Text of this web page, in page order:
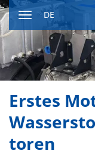
Zum
Inhalt Navigation
ein-
bzw.
ausblenden
DE
Erstes
toren